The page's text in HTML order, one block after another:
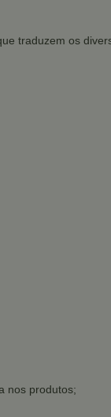
traduzem os
nos produtos;